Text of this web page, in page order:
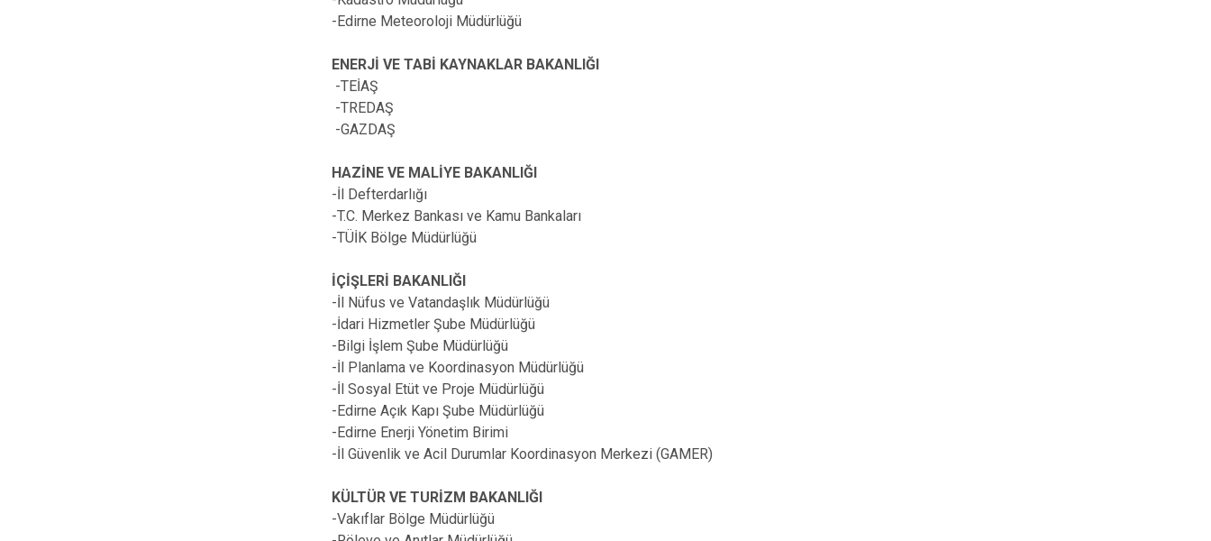
-Edirne Meteoroloji Müdürlüğü
ENERJİ VE TABİ KAYNAKLAR BAKANLIĞI
-TEİAŞ
-TREDAŞ
-GAZDAŞ
HAZİNE VE MALİYE BAKANLIĞI
-İl Defterdarlığı
-T.C. Merkez Bankası ve Kamu Bankaları
-TÜİK Bölge Müdürlüğü
İÇİŞLERİ BAKANLIĞI
-İl Nüfus ve Vatandaşlık Müdürlüğü
-İdari Hizmetler Şube Müdürlüğü
-Bilgi İşlem Şube Müdürlüğü
-İl Planlama ve Koordinasyon Müdürlüğü
-İl Sosyal Etüt ve Proje Müdürlüğü
-Edirne Açık Kapı Şube Müdürlüğü
-Edirne Enerji Yönetim Birimi
-İl Güvenlik ve Acil Durumlar Koordinasyon Merkezi (GAMER)
KÜLTÜR VE TURİZM BAKANLIĞI
-Vakıflar Bölge Müdürlüğü